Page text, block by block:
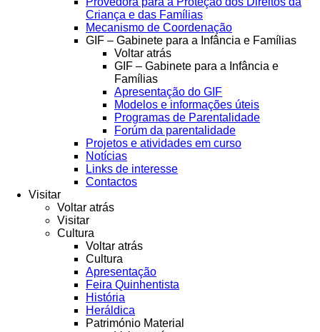
Criança e das Famílias
Mecanismo de Coordenação
GIF – Gabinete para a Infância e Famílias
Voltar atrás
GIF – Gabinete para a Infância e
Famílias
Apresentação do GIF
Modelos e informações úteis
Programas de Parentalidade
Forúm da parentalidade
Projetos e atividades em curso
Notícias
Links de interesse
Contactos
Visitar
Voltar atrás
Visitar
Cultura
Voltar atrás
Cultura
Apresentação
Feira Quinhentista
História
Heráldica
Património Material